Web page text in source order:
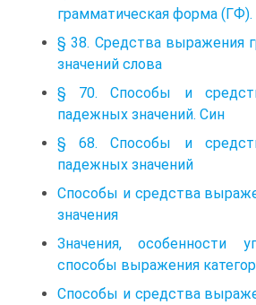
грамматическая форма (ГФ).
§ 38. Средства выражения
значений слова
§ 70. Способы и
падежных значений. Син
§ 68. Способы и
падежных значений
Способы и средства
значения
Значения, особенности
способы выражения
Способы и средства